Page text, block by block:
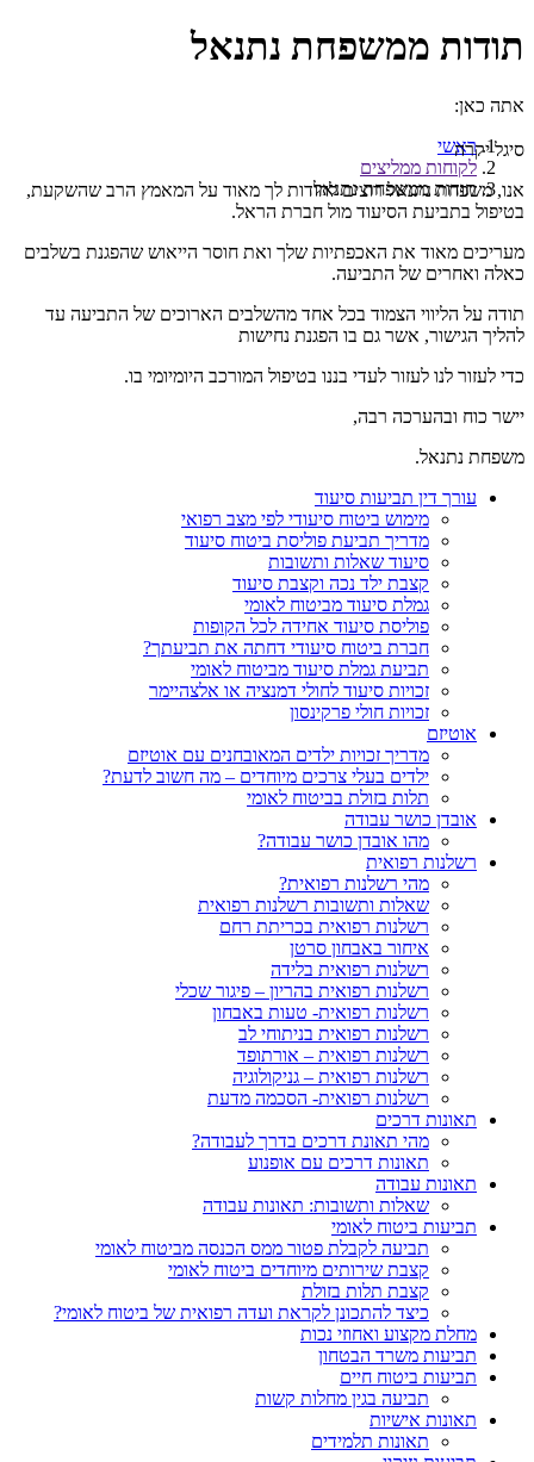
תודות ממשפחת נתנאל
אתה כאן:
ראשי
לקוחות ממליצים
תודות ממשפחת נתנאל
סיגל יקרה
אנו, משפחת נתנאל רוצים להודות לך מאוד על המאמץ הרב שהשקעת,
בטיפול בתביעת הסיעוד מול חברת הראל.
מעריכים מאוד את האכפתיות שלך ואת חוסר הייאוש שהפגנת בשלבים
כאלה ואחרים של התביעה.
תודה על הליווי הצמוד בכל אחד מהשלבים הארוכים של התביעה עד
להליך הגישור, אשר גם בו הפגנת נחישות
כדי לעזור לנו לעזור לעדי בננו בטיפול המורכב היומיומי בו.
יישר כוח ובהערכה רבה,
משפחת נתנאל.
עורך דין תביעות סיעוד
מימוש ביטוח סיעודי לפי מצב רפואי
מדריך תביעת פוליסת ביטוח סיעוד
סיעוד שאלות ותשובות
קצבת ילד נכה וקצבת סיעוד
גמלת סיעוד מביטוח לאומי
פוליסת סיעוד אחידה לכל הקופות
חברת ביטוח סיעודי דחתה את תביעתך?
תביעת גמלת סיעוד מביטוח לאומי
זכויות סיעוד לחולי דמנציה או אלצהיימר
זכויות חולי פרקינסון
אוטיזם
מדריך זכויות ילדים המאובחנים עם אוטיזם
ילדים בעלי צרכים מיוחדים – מה חשוב לדעת?
תלות בזולת בביטוח לאומי
אובדן כושר עבודה
מהו אובדן כושר עבודה?
רשלנות רפואית
מהי רשלנות רפואית?
שאלות ותשובות רשלנות רפואית
רשלנות רפואית בכריתת רחם
איחור באבחון סרטן
רשלנות רפואית בלידה
רשלנות רפואית בהריון – פיגור שכלי
רשלנות רפואית- טעות באבחון
רשלנות רפואית בניתוחי לב
רשלנות רפואית – אורתופד
רשלנות רפואית – גניקולוגיה
רשלנות רפואית- הסכמה מדעת
תאונות דרכים
מהי תאונת דרכים בדרך לעבודה?
תאונות דרכים עם אופנוע
תאונות עבודה
שאלות ותשובות: תאונות עבודה
תביעות ביטוח לאומי
תביעה לקבלת פטור ממס הכנסה מביטוח לאומי
קצבת שירותים מיוחדים ביטוח לאומי
קצבת תלות בזולת
כיצד להתכונן לקראת ועדה רפואית של ביטוח לאומי?
מחלת מקצוע ואחוזי נכות
תביעות משרד הבטחון
תביעות ביטוח חיים
תביעה בגין מחלות קשות
תאונות אישיות
תאונות תלמידים